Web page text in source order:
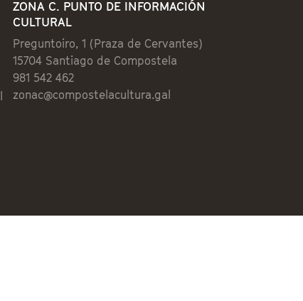
ZONA C. PUNTO DE INFORMACIÓN
CULTURAL
Preguntoiro, 1 (Praza de Cervantes)
15704 Santiago de Compostela
981 542 462
zonac@compostelacultura.gal